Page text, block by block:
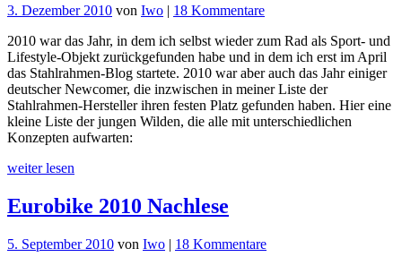
3. Dezember 2010 von Iwo | 18 Kommentarezu
zurück
nach
vorn:
Fünf
deutsche
Newcomer
2010 war das Jahr, in dem ich selbst wieder zum Rad als Sport- und
Lifestyle-Objekt zurückgefunden habe und in dem ich erst im April
das Stahlrahmen-Blog startete. 2010 war aber auch das Jahr einiger
deutscher Newcomer, die inzwischen in meiner Liste der
Stahlrahmen-Hersteller ihren festen Platz gefunden haben. Hier eine
kleine Liste der jungen Wilden, die alle mit unterschiedlichen
Konzepten aufwarten:
weiter lesen
Eurobike 2010 Nachlese
5. September 2010 von Iwo | 18 Kommentarezu